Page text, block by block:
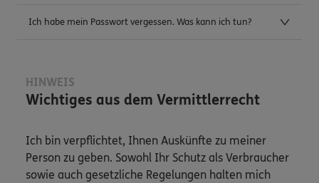
Ich habe mein Passwort vergessen. Was kann ich tun?
HINWEIS
Wichtiges aus dem Vermittlerrecht
Ich bin verpflichtet, Ihnen Auskünfte zu meiner
Person zu geben. Sowohl Ihr Schutz als Verbraucher
sowie auch gesetzliche Regelungen halten mich